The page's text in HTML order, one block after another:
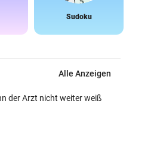
Sudoku
Alle Anzeigen